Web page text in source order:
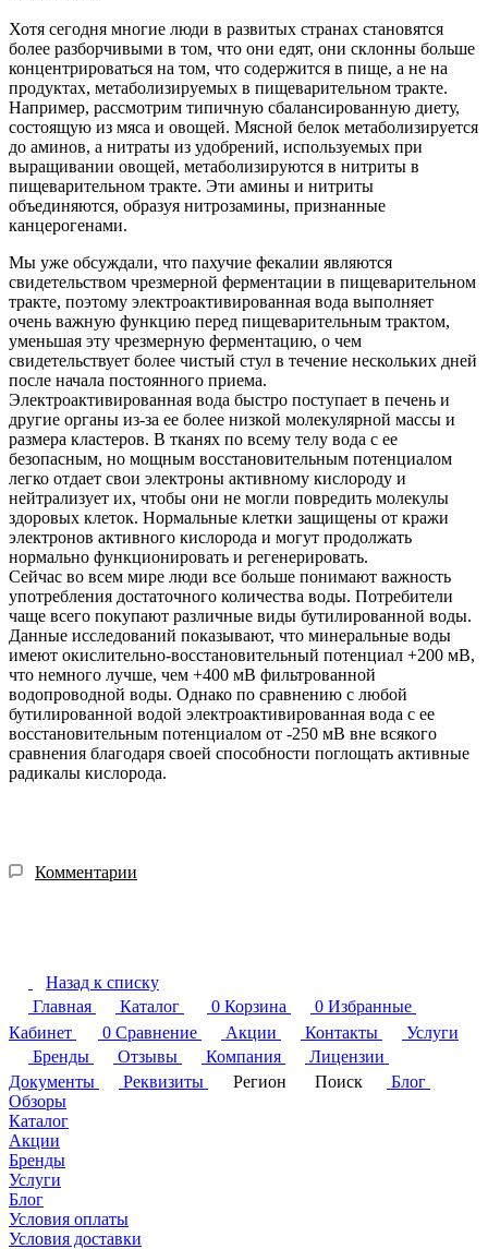
Хотя сегодня многие люди в развитых странах становятся
более разборчивыми в том, что они едят, они склонны больше
концентрироваться на том, что содержится в пище, а не на
продуктах, метаболизируемых в пищеварительном тракте.
Например, рассмотрим типичную сбалансированную диету,
состоящую из мяса и овощей. Мясной белок метаболизируется
до аминов, а нитраты из удобрений, используемых при
выращивании овощей, метаболизируются в нитриты в
пищеварительном тракте. Эти амины и нитриты
объединяются, образуя нитрозамины, признанные
канцерогенами.
Мы уже обсуждали, что пахучие фекалии являются
свидетельством чрезмерной ферментации в пищеварительном
тракте, поэтому электроактивированная вода выполняет
очень важную функцию перед пищеварительным трактом,
уменьшая эту чрезмерную ферментацию, о чем
свидетельствует более чистый стул в течение нескольких дней
после начала постоянного приема.
Электроактивированная вода быстро поступает в печень и
другие органы из-за ее более низкой молекулярной массы и
размера кластеров. В тканях по всему телу вода с ее
безопасным, но мощным восстановительным потенциалом
легко отдает свои электроны активному кислороду и
нейтрализует их, чтобы они не могли повредить молекулы
здоровых клеток. Нормальные клетки защищены от кражи
электронов активного кислорода и могут продолжать
нормально функционировать и регенерировать.
Сейчас во всем мире люди все больше понимают важность
употребления достаточного количества воды. Потребители
чаще всего покупают различные виды бутилированной воды.
Данные исследований показывают, что минеральные воды
имеют окислительно-восстановительный потенциал +200 мВ,
что немного лучше, чем +400 мВ фильтрованной
водопроводной воды. Однако по сравнению с любой
бутилированной водой электроактивированная вода с ее
восстановительным потенциалом от -250 мВ вне всякого
сравнения благодаря своей способности поглощать активные
радикалы кислорода.
Комментарии
Назад к списку
Главная
Каталог 0 Корзина 0 Избранные
Кабинет
0 Сравнение Акции Контакты
Услуги
Бренды
Отзывы Компания
Лицензии
Документы
Реквизиты Регион Поиск
Блог
Обзоры
Каталог
Акции
Бренды
Услуги
Блог
Условия оплаты
Условия доставки